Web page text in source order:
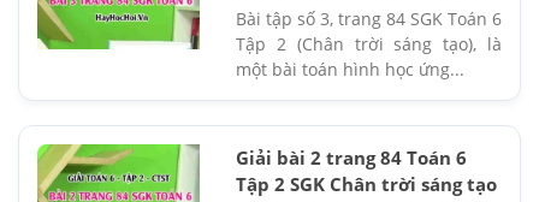
Bài tập số 3, trang 84 SGK Toán 6
Tập 2 (Chân trời sáng tạo), là
một bài toán hình học ứng...
Giải bài 2 trang 84 Toán 6
Tập 2 SGK Chân trời sáng tạo